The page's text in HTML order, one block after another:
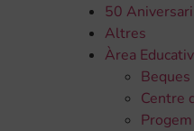
50 Aniversari
Altres
Àrea
Beques
Centre
Progem